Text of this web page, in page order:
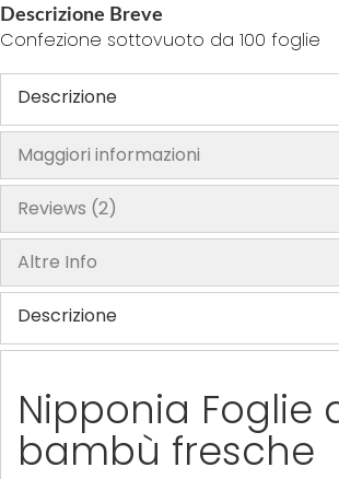
Descrizione Breve
Confezione sottovuoto da 100 foglie
Descrizione
Maggiori informazioni
Reviews 2
Altre Info
Descrizione
Nipponia Foglie
bambù fresche